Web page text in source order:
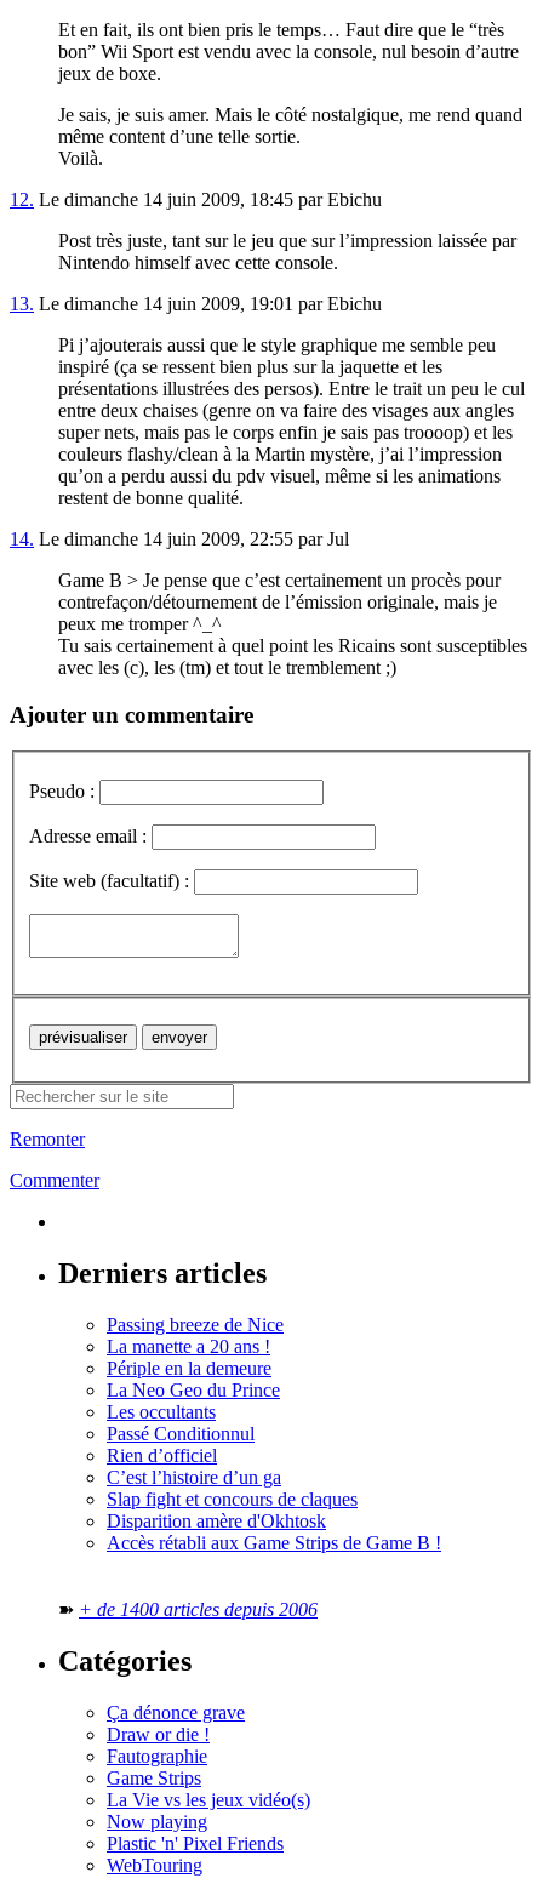
Et en fait, ils ont bien pris le temps… Faut dire que le “très
bon” Wii Sport est vendu avec la console, nul besoin d’autre
jeux de boxe.
Je sais, je suis amer. Mais le côté nostalgique, me rend quand
même content d’une telle sortie.
Voilà.
12. Le dimanche 14 juin 2009, 18:45 par Ebichu
Post très juste, tant sur le jeu que sur l’impression laissée par
Nintendo himself avec cette console.
13. Le dimanche 14 juin 2009, 19:01 par Ebichu
Pi j’ajouterais aussi que le style graphique me semble peu
inspiré (ça se ressent bien plus sur la jaquette et les
présentations illustrées des persos). Entre le trait un peu le cul
entre deux chaises (genre on va faire des visages aux angles
super nets, mais pas le corps enfin je sais pas troooop) et les
couleurs flashy/clean à la Martin mystère, j’ai l’impression
qu’on a perdu aussi du pdv visuel, même si les animations
restent de bonne qualité.
14. Le dimanche 14 juin 2009, 22:55 par Jul
Game B > Je pense que c’est certainement un procès pour
contrefaçon/détournement de l’émission originale, mais je
peux me tromper ^_^
Tu sais certainement à quel point les Ricains sont susceptibles
avec les (c), les (tm) et tout le tremblement ;)
Ajouter un commentaire
Pseudo :
Adresse email :
Site web (facultatif) :
Remonter
Commenter
Derniers articles
Passing breeze de Nice
La manette a 20 ans !
Périple en la demeure
La Neo Geo du Prince
Les occultants
Passé Conditionnul
Rien d’officiel
C’est l’histoire d’un ga
Slap fight et concours de claques
Disparition amère d'Okhtosk
Accès rétabli aux Game Strips de Game B !
➽ + de 1400 articles depuis 2006
Catégories
Ça dénonce grave
Draw or die !
Fautographie
Game Strips
La Vie vs les jeux vidéo(s)
Now playing
Plastic 'n' Pixel Friends
WebTouring